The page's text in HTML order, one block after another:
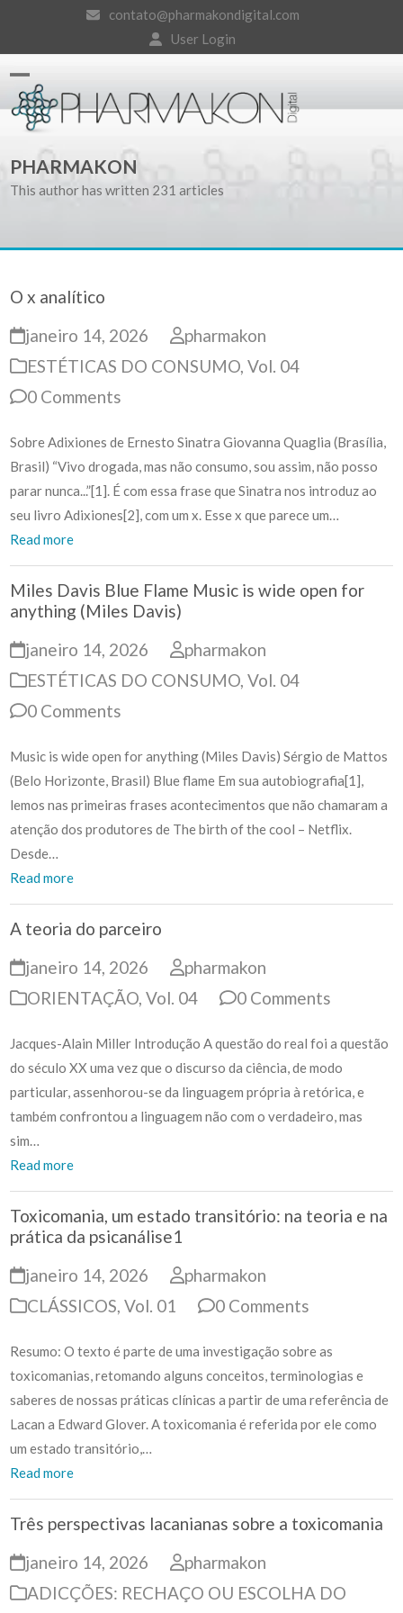
content
contato@pharmakondigital.com
User Login
Open
mobile
menu
Close
mobile
menu
PHARMAKON
This author has written 231 articles
O x analítico
janeiro 14, 2026
pharmakon
ESTÉTICAS DO CONSUMO,Vol. 04
0 Comments
Sobre Adixiones de Ernesto Sinatra Giovanna Quaglia (Brasília,
Brasil) “Vivo drogada, mas não consumo, sou assim, não posso
parar nunca...”[1]. É com essa frase que Sinatra nos introduz ao
seu livro Adixiones[2], com um x. Esse x que parece um…
Read more
Miles Davis Blue Flame Music is wide open for
anything (Miles Davis)
janeiro 14, 2026
pharmakon
ESTÉTICAS DO CONSUMO,Vol. 04
0 Comments
Music is wide open for anything (Miles Davis) Sérgio de Mattos
(Belo Horizonte, Brasil) Blue flame Em sua autobiografia[1],
lemos nas primeiras frases acontecimentos que não chamaram a
atenção dos produtores de The birth of the cool – Netflix.
Desde…
Read more
A teoria do parceiro
janeiro 14, 2026
pharmakon
ORIENTAÇÃO,Vol. 04 0 Comments
Jacques-Alain Miller Introdução A questão do real foi a questão
do século XX uma vez que o discurso da ciência, de modo
particular, assenhorou-se da linguagem própria à retórica, e
também confrontou a linguagem não com o verdadeiro, mas
sim…
Read more
Toxicomania, um estado transitório: na teoria e na
prática da psicanálise1
janeiro 14, 2026
pharmakon
CLÁSSICOS,Vol. 01 0 Comments
Resumo: O texto é parte de uma investigação sobre as
toxicomanias, retomando alguns conceitos, terminologias e
saberes de nossas práticas clínicas a partir de uma referência de
Lacan a Edward Glover. A toxicomania é referida por ele como
um estado transitório,…
Read more
Três perspectivas lacanianas sobre a toxicomania
janeiro 14, 2026
pharmakon
ADICÇÕES: RECHAÇO OU ESCOLHA DO